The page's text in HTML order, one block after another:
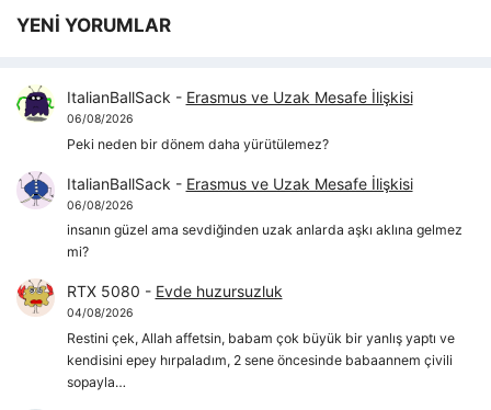
YENİ YORUMLAR
ItalianBallSack - Erasmus ve Uzak Mesafe İlişkisi
06/08/2026
Peki neden bir dönem daha yürütülemez?
ItalianBallSack - Erasmus ve Uzak Mesafe İlişkisi
06/08/2026
insanın güzel ama sevdiğinden uzak anlarda aşkı aklına gelmez
mi?
RTX 5080 - Evde huzursuzluk
04/08/2026
Restini çek, Allah affetsin, babam çok büyük bir yanlış yaptı ve
kendisini epey hırpaladım, 2 sene öncesinde babaannem çivili
sopayla…